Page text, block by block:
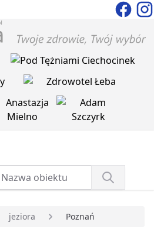
jeziora Poznań